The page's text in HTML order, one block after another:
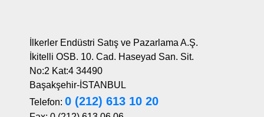
İlkerler Endüstri Satış ve Pazarlama A.Ş.
İkitelli OSB. 10. Cad. Haseyad San. Sit.
No:2 Kat:4 34490
Başakşehir-İSTANBUL
Telefon: 0 (212) 613 10 20